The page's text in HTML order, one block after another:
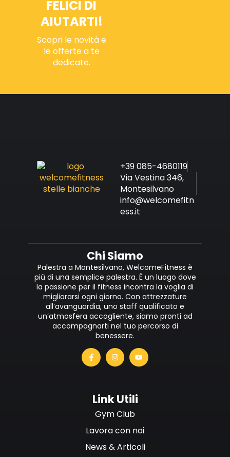
FELICI DI
AIUTARTI!
Scopri le novità e
le offerte a te
dedicate.
+39 085-4680119
Via Vestina 346,
Montesilvano
info@welcomefitn
ess.it
Chi Siamo
Palestra a Montesilvano, WelcomeFitness è
più di una semplice palestra. È un luogo dove
la passione per il fitness incontra la voglia di
migliorarsi ogni giorno. Con attrezzature
all’avanguardia, uno staff qualificato e
un’atmosfera accogliente, siamo pronti ad
accompagnarti nel tuo percorso di
benessere.
Link Utili
Gym Club
Lavora con noi
News & Articoli